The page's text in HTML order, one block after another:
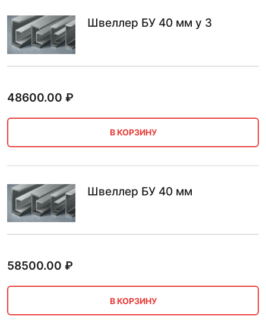
Швеллер БУ 40 мм у 3
48600.00 ₽
В КОРЗИНУ
Швеллер БУ 40 мм
58500.00 ₽
В КОРЗИНУ